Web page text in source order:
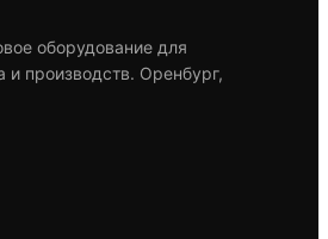
оборудование для
и производств. Оренбург,